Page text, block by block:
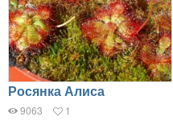
Росянка Алиса
9063 1